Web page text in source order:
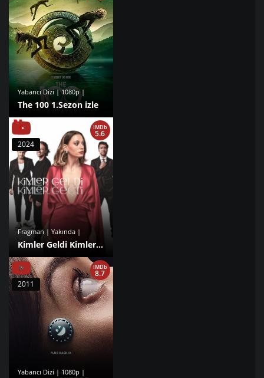
Yabancı Dizi | 1080p |
The 100 1.Sezon izle
Fragman | Yakında |
Kimler Geldi Kimler Geçti 1.Sezon izle
IMDb
5.6
2024
Yabancı Dizi | 1080p |
IMDb
8.7
2011